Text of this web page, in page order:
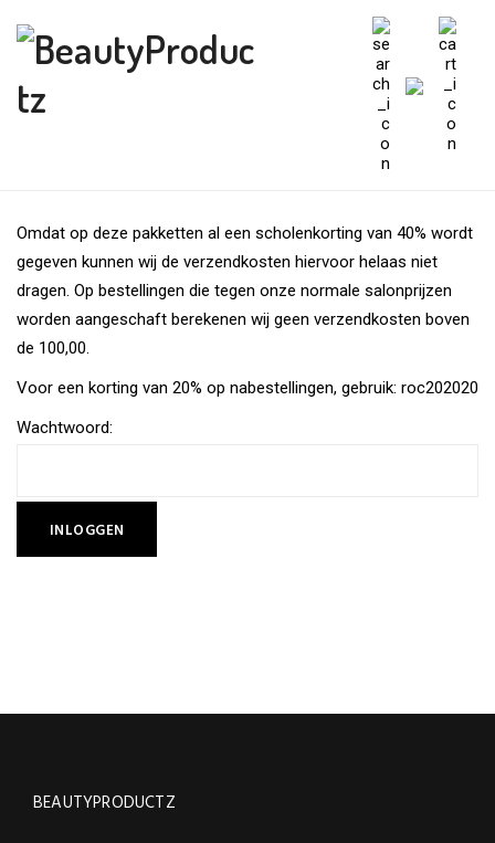
Omdat op deze pakketten al een scholenkorting van 40% wordt
gegeven kunnen wij de verzendkosten hiervoor helaas niet
dragen. Op bestellingen die tegen onze normale salonprijzen
worden aangeschaft berekenen wij geen verzendkosten boven
de 100,00.
Voor een korting van 20% op nabestellingen, gebruik: roc202020
Wachtwoord:
BEAUTYPRODUCTZ